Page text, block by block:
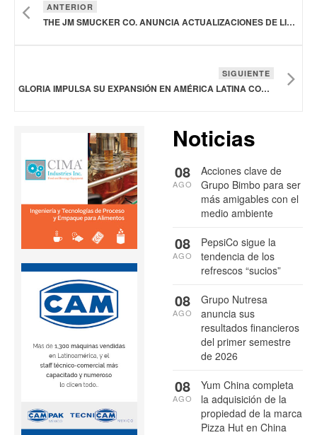
ANTERIOR
THE JM SMUCKER CO. ANUNCIA ACTUALIZACIONES DE LIDERAZGO
SIGUIENTE
GLORIA IMPULSA SU EXPANSIÓN EN AMÉRICA LATINA COMPRANDO SAPUTO ARGENTINA
Noticias
Acciones clave de
Grupo Bimbo para ser
más amigables con el
medio ambiente
08
AGO
PepsiCo sigue la
tendencia de los
refrescos “sucios”
08
AGO
Grupo Nutresa
anuncia sus
resultados financieros
del primer semestre
de 2026
08
AGO
Yum China completa
la adquisición de la
propiedad de la marca
Pizza Hut en China
08
AGO